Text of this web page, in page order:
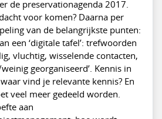
de preservationagenda 2017.
voor komen? Daarna per
van de belangrijkste punten:
een ‘digitale tafel’: trefwoorden
vluchtig, wisselende contacten,
georganiseerd’. Kennis in
vind je relevante kennis? En
veel meer gedeeld worden.
aan